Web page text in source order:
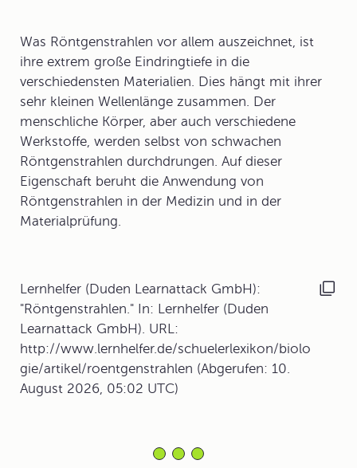
Was Röntgenstrahlen vor allem auszeichnet, ist
ihre extrem große Eindringtiefe in die
verschiedensten Materialien. Dies hängt mit ihrer
sehr kleinen Wellenlänge zusammen. Der
menschliche Körper, aber auch verschiedene
Werkstoffe, werden selbst von schwachen
Röntgenstrahlen durchdrungen. Auf dieser
Eigenschaft beruht die Anwendung von
Röntgenstrahlen in der Medizin und in der
Materialprüfung.
Lernhelfer (Duden Learnattack GmbH):
"Röntgenstrahlen." In: Lernhelfer (Duden
Learnattack GmbH). URL:
http://www.lernhelfer.de/schuelerlexikon/biolo
gie/artikel/roentgenstrahlen (Abgerufen: 10.
August 2026, 05:02 UTC)